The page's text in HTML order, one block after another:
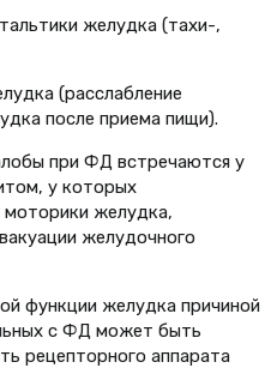
желудка (тахи-,
(расслабление
после приема пищи).
при ФД встречаются у
у которых
моторики желудка,
желудочного
функции желудка причиной
с ФД может быть
рецепторного аппарата